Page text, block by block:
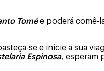
Tomée poderá comê-
se e inicie a sua
Espinosa, esperam